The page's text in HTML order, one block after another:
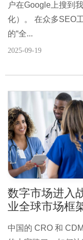
户在Google上搜到
化）。 在众多SEO
的“全...
2025-09-19
数字市场进入
业全球市场框
中国的 CRO 和